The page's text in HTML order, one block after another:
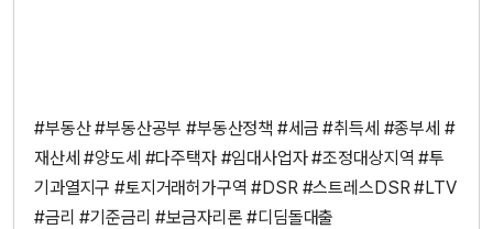
#부동산 #부동산공부 #부동산정책 #세금 #취득세 #종부세 #
재산세 #양도세 #다주택자 #임대사업자 #조정대상지역 #투
기과열지구 #토지거래허가구역 #DSR #스트레스DSR #LTV
#금리 #기준금리 #보금자리론 #디딤돌대출